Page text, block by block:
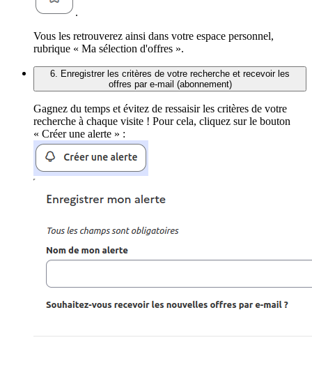
.
Vous les retrouverez ainsi dans votre espace personnel,
rubrique « Ma sélection d'offres ».
6. Enregistrer les critères de votre recherche et recevoir les
offres par e-mail (abonnement)
Gagnez du temps et évitez de ressaisir les critères de votre
recherche à chaque visite ! Pour cela, cliquez sur le bouton
« Créer une alerte » :